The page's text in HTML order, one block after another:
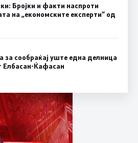
Бројки и факти наспроти
на „економските експерти“ од
за сообраќај уште една делница
Елбасан-Ќафасан